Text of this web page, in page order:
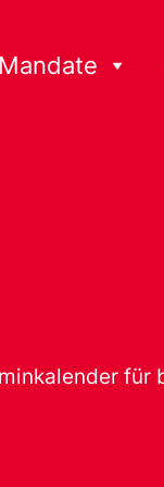
Mandate
für